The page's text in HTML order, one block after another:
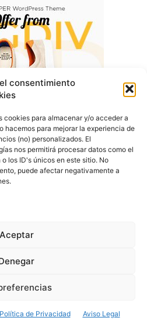
consentimiento
cookies para almacenar y/o acceder a
hacemos para mejorar la experiencia de
(no) personalizados. El
nos permitirá procesar datos como el
los ID's únicos en este sitio. No
puede afectar negativamente a
Aceptar
Política de Privacidad Aviso Legal